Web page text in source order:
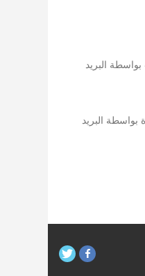
بواسطة البريد
بواسطة البريد